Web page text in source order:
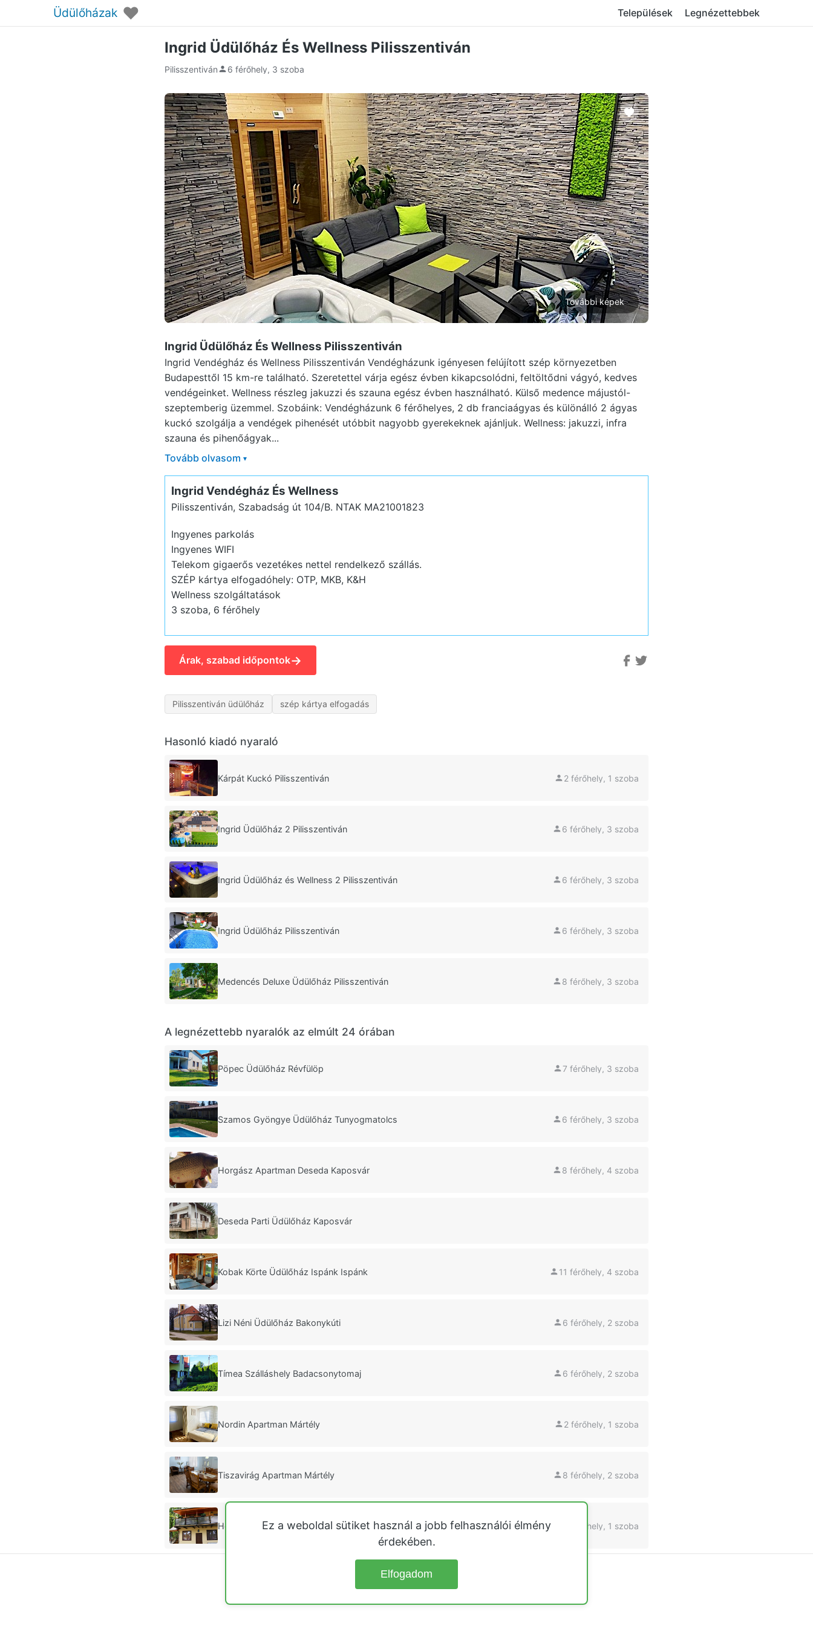
Üdülőházak ♥ Települések Legnézettebbek
Ingrid Üdülőház És Wellness Pilisszentiván
Pilisszentiván 6 férőhely, 3 szoba
További képek
Ingrid Üdülőház És Wellness Pilisszentiván
Ingrid Vendégház és Wellness Pilisszentiván Vendégházunk igényesen felújított szép környezetben
Budapesttől 15 km-re található. Szeretettel várja egész évben kikapcsolódni, feltöltődni vágyó, kedves
vendégeinket. Wellness részleg jakuzzi és szauna egész évben használható. Külső medence májustól-
szeptemberig üzemmel. Szobáink: Vendégházunk 6 férőhelyes, 2 db franciaágyas és különálló 2 ágyas
kuckó szolgálja a vendégek pihenését utóbbit nagyobb gyerekeknek ajánljuk. Wellness: jakuzzi, infra
szauna és pihenőágyak...
Tovább olvasom ▾
Ingrid Vendégház És Wellness
Pilisszentiván, Szabadság út 104/B. NTAK MA21001823
Ingyenes parkolás
Ingyenes WIFI
Telekom gigaerős vezetékes nettel rendelkező szállás.
SZÉP kártya elfogadóhely: OTP, MKB, K&H
Wellness szolgáltatások
3 szoba, 6 férőhely
Árak, szabad időpontok→
Pilisszentiván üdülőház szép kártya elfogadás
Hasonló kiadó nyaraló
Kárpát Kuckó Pilisszentiván 2 férőhely, 1 szoba
Ingrid Üdülőház 2 Pilisszentiván 6 férőhely, 3 szoba
Ingrid Üdülőház és Wellness 2 Pilisszentiván 6 férőhely, 3 szoba
Ingrid Üdülőház Pilisszentiván 6 férőhely, 3 szoba
Medencés Deluxe Üdülőház Pilisszentiván 8 férőhely, 3 szoba
A legnézettebb nyaralók az elmúlt 24 órában
Pöpec Üdülőház Révfülöp 7 férőhely, 3 szoba
Szamos Gyöngye Üdülőház Tunyogmatolcs 6 férőhely, 3 szoba
Horgász Apartman Deseda Kaposvár 8 férőhely, 4 szoba
Deseda Parti Üdülőház Kaposvár
Kobak Körte Üdülőház Ispánk Ispánk 11 férőhely, 4 szoba
Lizi Néni Üdülőház Bakonykúti 6 férőhely, 2 szoba
Tímea Szálláshely Badacsonytomaj 6 férőhely, 2 szoba
Nordin Apartman Mártély 2 férőhely, 1 szoba
Tiszavirág Apartman Mártély 8 férőhely, 2 szoba
Hédi Apartman Mártély 4 férőhely, 1 szoba
Ez a weboldal sütiket használ a jobb felhasználói élmény
érdekében.
Elfogadom